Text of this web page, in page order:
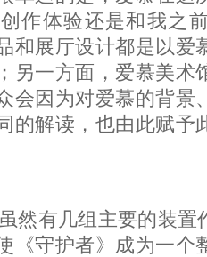
作体验还是和我之
和展厅设计都是以爱
另一方面，爱慕美术
会因为对爱慕的背景
的解读，也由此赋予
然有几组主要的装置
《守护者》成为一个